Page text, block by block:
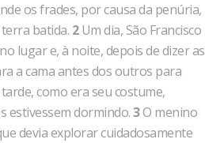
os frades, por causa da penúria,
batida. 2Um dia, São Francisco
lugar e, à noite, depois de dizer as
a cama antes dos outros para
como era seu costume,
estivessem dormindo.3O menino
devia explorar cuidadosamente